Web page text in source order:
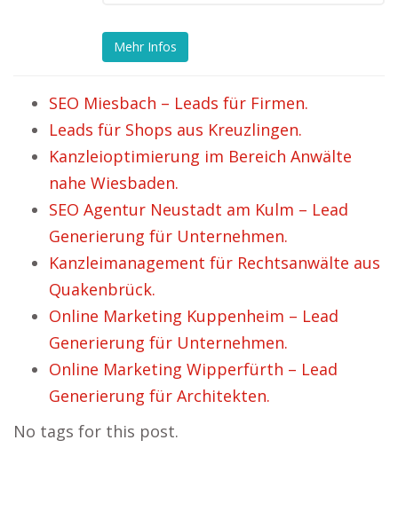
Mehr Infos
SEO Miesbach – Leads für Firmen.
Leads für Shops aus Kreuzlingen.
Kanzleioptimierung im Bereich Anwälte
nahe Wiesbaden.
SEO Agentur Neustadt am Kulm – Lead
Generierung für Unternehmen.
Kanzleimanagement für Rechtsanwälte aus
Quakenbrück.
Online Marketing Kuppenheim – Lead
Generierung für Unternehmen.
Online Marketing Wipperfürth – Lead
Generierung für Architekten.
No tags for this post.